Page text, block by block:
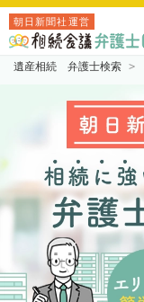
朝日新聞社運営
遺産相続 弁護士検索